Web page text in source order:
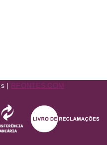
| RFONTES.COM